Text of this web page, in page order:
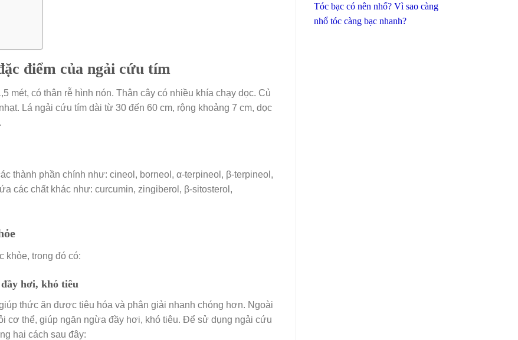
điểm của ngải cứu tím
mét, có thân rễ hình nón. Thân cây có nhiều khía chạy dọc. Củ
Lá ngải cứu tím dài từ 30 đến 60 cm, rộng khoảng 7 cm, dọc
thành phần chính như: cineol, borneol, α-terpineol, β-terpineol,
các chất khác như: curcumin, zingiberol, β-sitosterol,
khỏe, trong đó có:
hơi, khó tiêu
thức ăn được tiêu hóa và phân giải nhanh chóng hơn. Ngoài
cơ thể, giúp ngăn ngừa đầy hơi, khó tiêu. Để sử dụng ngải cứu
hai cách sau đây:
Tóc bạc có nên nhổ? Vì sao càng
nhổ tóc càng bạc nhanh?